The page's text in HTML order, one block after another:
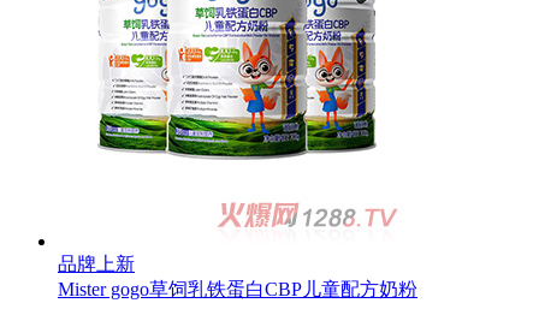
品牌上新
Mister gogo草饲乳铁蛋白CBP儿童配方奶粉